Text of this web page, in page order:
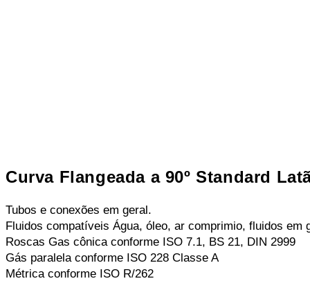
Curva Flangeada a 90º Standard
Tubos e conexões em geral.
Fluidos compatíveis Água, óleo, ar comprimio, fluidos
Roscas Gas cônica conforme ISO 7.1, BS 21, DIN 2999
Gás paralela conforme ISO 228 Classe A
Métrica conforme ISO R/262